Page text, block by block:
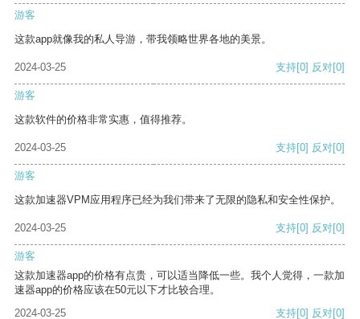
游客
这款app就像我的私人导游，带我领略世界各地的美景。
2024-03-25 支持[0] 反对[0]
游客
这款软件的价格非常实惠，值得推荐。
2024-03-25 支持[0] 反对[0]
游客
这款加速器VPM应用程序已经为我们带来了无限的隐私和安全性保护。
2024-03-25 支持[0] 反对[0]
游客
这款加速器app的价格有点贵，可以适当降低一些。我个人觉得，一款加
速器app的价格应该在50元以下才比较合理。
2024-03-25
支持[0] 反对[0]